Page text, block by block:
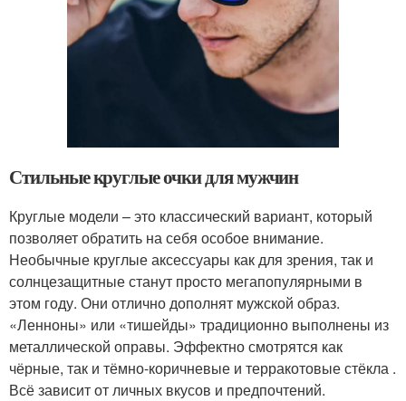
Стильные круглые очки для мужчин
Круглые модели – это классический вариант, который
позволяет обратить на себя особое внимание.
Необычные круглые аксессуары как для зрения, так и
солнцезащитные станут просто мегапопулярными в
этом году. Они отлично дополнят мужской образ.
«Ленноны» или «тишейды» традиционно выполнены из
металлической оправы. Эффектно смотрятся как
чёрные, так и тёмно-коричневые и терракотовые стёкла .
Всё зависит от личных вкусов и предпочтений.